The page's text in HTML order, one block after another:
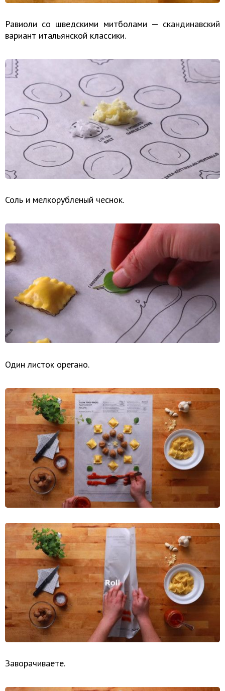
Равиоли со шведскими митболами — скандинавский
вариант итальянской классики.
Соль и мелкорубленый чеснок.
Один листок орегано.
Заворачиваете.